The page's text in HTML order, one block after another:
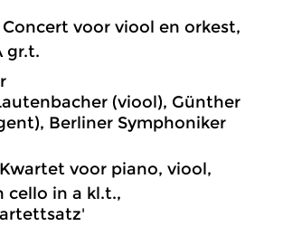
Concert voor viool en orkest,
gr.t.
(viool), Günther
Berliner Symphoniker
Kwartet voor piano, viool,
cello in a kl.t.,